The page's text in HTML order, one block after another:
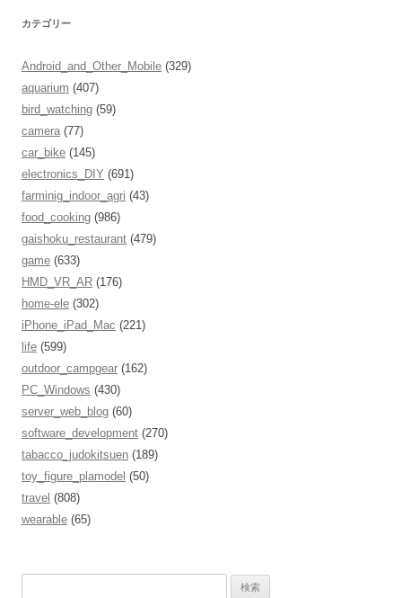
カテゴリー
Android_and_Other_Mobile (329)
aquarium (407)
bird_watching (59)
camera (77)
car_bike (145)
electronics_DIY (691)
farminig_indoor_agri (43)
food_cooking (986)
gaishoku_restaurant (479)
game (633)
HMD_VR_AR (176)
home-ele (302)
iPhone_iPad_Mac (221)
life (599)
outdoor_campgear (162)
PC_Windows (430)
server_web_blog (60)
software_development (270)
tabacco_judokitsuen (189)
toy_figure_plamodel (50)
travel (808)
wearable (65)